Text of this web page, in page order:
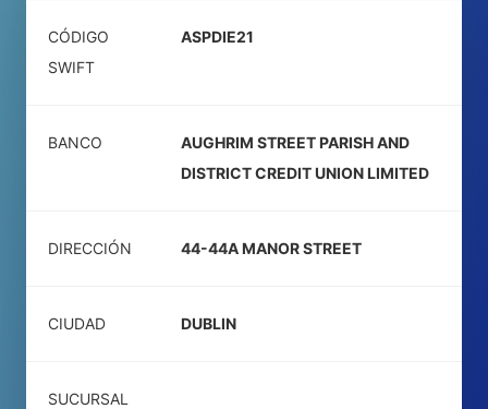
CÓDIGO
SWIFT
ASPDIE21
BANCO
AUGHRIM STREET PARISH AND
DISTRICT CREDIT UNION LIMITED
DIRECCIÓN 44-44A MANOR STREET
CIUDAD DUBLIN
SUCURSAL